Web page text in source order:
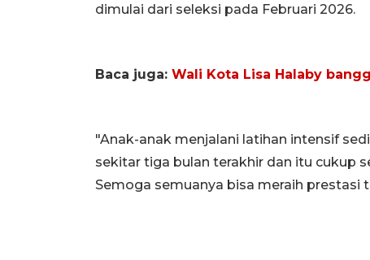
dimulai dari seleksi pada Februari 2026.
Baca juga: Wali Kota Lisa Halaby
"Anak-anak menjalani latihan intensif
sekitar tiga bulan terakhir dan itu cukup
Semoga semuanya bisa meraih prestasi